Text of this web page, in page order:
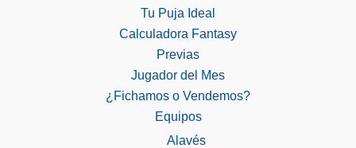
Tu Puja Ideal
Calculadora Fantasy
Previas
Jugador del Mes
¿Fichamos o Vendemos?
Equipos
Alavés